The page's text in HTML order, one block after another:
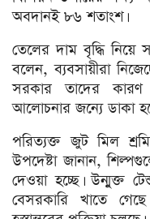
অবদানই ৮৬ শতাংশ।
তেলের দাম বৃদ্ধি নিয়ে
বলেন, ব্যবসায়ীরা
সরকার তাদের কারণ
আলোচনার জন্যে ডাকা
পরিত্যক্ত জুট মিল
উপদেষ্টা জানান,
দেওয়া হচ্ছে। উন্মুক্ত
বেসরকারি খাতে